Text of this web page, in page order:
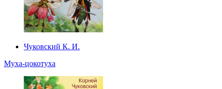
Чуковский К. И.
Муха-цокотуха